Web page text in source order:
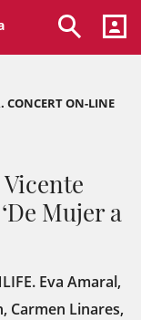
CONCERT ON-LINE
Mujer a
Eva Amaral,
Carmen Linares,